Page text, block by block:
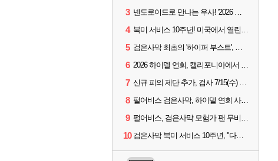
3 넨도로이드로 만나는 우사! '2026 하이델 연회' 막바지 깜짝 공개
4 북미 서비스 10주년! 미국에서 열린 '검은사막 하이델 연회'
5 검은사막 최초의 '하이퍼 부스트', 직접 해봤습니다
6 2026 하이델 연회, 캘리포니아에서 개최
7 신규 피의 제단 추가, 검사 7/15(수) 패치 핵심 정리
8 펄어비스 검은사막, 하이델 연회 사전 이벤트 시작
9 펄어비스, 검은사막 모험가 팬 무비 '마디걸스' 글로벌 상영회 개최
10 검은사막 북미 서비스 10주년, "다음 10년도 우리만의 액션으로"